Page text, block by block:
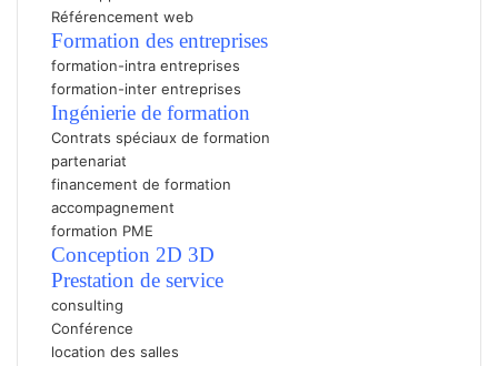
Référencement web
Formation des entreprises
formation-intra entreprises
formation-inter entreprises
Ingénierie de formation
Contrats spéciaux de formation
partenariat
financement de formation
accompagnement
formation PME
Conception 2D 3D
Prestation de service
consulting
Conférence
location des salles